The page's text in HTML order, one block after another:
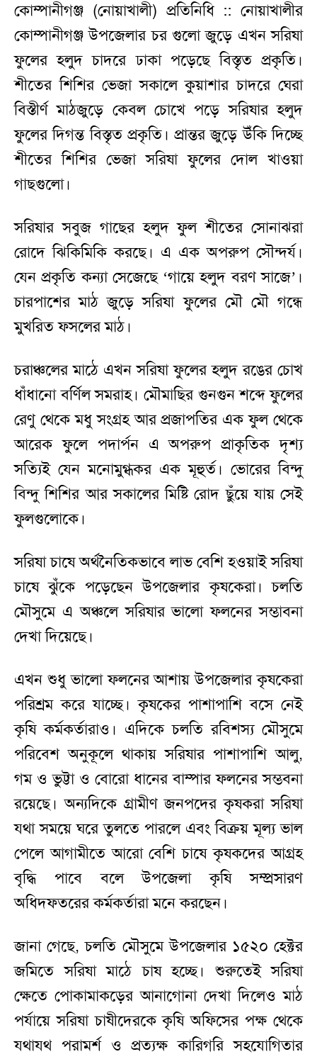
কোম্পানীগঞ্জ (নোয়াখালী) প্রতিনিধি :: নোয়াখালীর
কোম্পানীগঞ্জ উপজেলার চর গুলো জুড়ে এখন সরিষা
ফুলের হলুদ চাদরে ঢাকা পড়েছে বিস্তৃত প্রকৃতি।
শীতের শিশির ভেজা সকালে কুয়াশার চাদরে ঘেরা
বিস্তীর্ণ মাঠজুড়ে কেবল চোখে পড়ে সরিষার হলুদ
ফুলের দিগন্ত বিস্তৃত প্রকৃতি। প্রান্তর জুড়ে উঁকি দিচ্ছে
শীতের শিশির ভেজা সরিষা ফুলের দোল খাওয়া
গাছগুলো।
সরিষার সবুজ গাছের হলুদ ফুল শীতের সোনাঝরা
রোদে ঝিকিমিকি করছে। এ এক অপরুপ সৌন্দর্য।
যেন প্রকৃতি কন্যা সেজেছে ‘গায়ে হলুদ বরণ সাজে’।
চারপাশের মাঠ জুড়ে সরিষা ফুলের মৌ মৌ গন্ধে
মুখরিত ফসলের মাঠ।
চরাঞ্চলের মাঠে এখন সরিষা ফুলের হলুদ রঙের চোখ
ধাঁধানো বর্ণিল সমরাহ। মৌমাছির গুনগুন শব্দে ফুলের
রেণু থেকে মধু সংগ্রহ আর প্রজাপতির এক ফুল থেকে
আরেক ফুলে পদার্পন এ অপরুপ প্রাকৃতিক দৃশ্য
সত্যিই যেন মনোমুগ্ধকর এক মূহুর্ত। ভোরের বিন্দু
বিন্দু শিশির আর সকালের মিষ্টি রোদ ছুঁয়ে যায় সেই
ফুলগুলোকে।
সরিষা চাষে অর্থনৈতিকভাবে লাভ বেশি হওয়াই সরিষা
চাষে ঝুঁকে পড়েছেন উপজেলার কৃষকেরা। চলতি
মৌসুমে এ অঞ্চলে সরিষার ভালো ফলনের সম্ভাবনা
দেখা দিয়েছে।
এখন শুধু ভালো ফলনের আশায় উপজেলার কৃষকেরা
পরিশ্রম করে যাচ্ছে। কৃষকের পাশাপাশি বসে নেই
কৃষি কর্মকর্তারাও। এদিকে চলতি রবিশস্য মৌসুমে
পরিবেশ অনুকূলে থাকায় সরিষার পাশাপাশি আলু,
গম ও ভুট্টা ও বোরো ধানের বাম্পার ফলনের সম্ভবনা
রয়েছে। অন্যদিকে গ্রামীণ জনপদের কৃষকরা সরিষা
যথা সময়ে ঘরে তুলতে পারলে এবং বিক্রয় মূল্য ভাল
পেলে আগামীতে আরো বেশি চাষে কৃষকদের আগ্রহ
বৃদ্ধি পাবে বলে উপজেলা কৃষি সম্প্রসারণ
অধিদফতরের কর্মকর্তারা মনে করছেন।
জানা গেছে, চলতি মৌসুমে উপজেলার ১৫২০ হেক্টর
জমিতে সরিষা মাঠে চাষ হচ্ছে। শুরুতেই সরিষা
ক্ষেতে পোকামাকড়ের আনাগোনা দেখা দিলেও মাঠ
পর্যায়ে সরিষা চাষীদেরকে কৃষি অফিসের পক্ষ থেকে
যথাযথ পরামর্শ ও প্রত্যক্ষ কারিগরি সহযোগিতার